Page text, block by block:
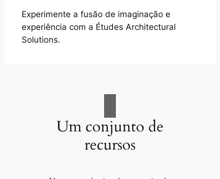
Experimente a fusão de imaginação e
experiência com a Études Architectural
Solutions.
Um conjunto de
recursos